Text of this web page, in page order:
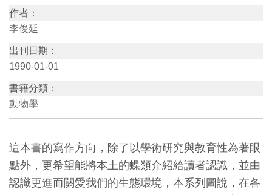
訊
展
覽
訊
育
活
動
作者：
李俊延
出刊日期：
1990-01-01
書籍分類：
動物學
這本書的寫作方向，除了以學術研究與教育性為著眼
點外，更希望能將本土的蝶類介紹給讀者認識，並由
認識更進而關愛我們的生態環境，本系列圖說，在各